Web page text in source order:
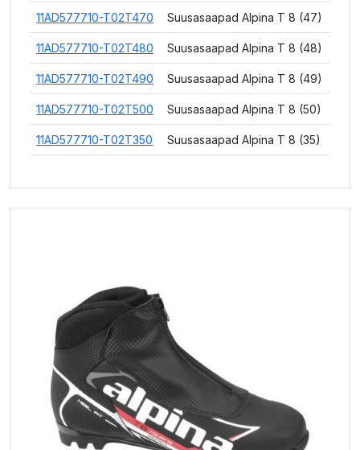
11AD577710-T02T470 Suusasaapad Alpina T 8 (47)
11AD577710-T02T480 Suusasaapad Alpina T 8 (48)
11AD577710-T02T490 Suusasaapad Alpina T 8 (49)
11AD577710-T02T500 Suusasaapad Alpina T 8 (50)
11AD577710-T02T350 Suusasaapad Alpina T 8 (35)